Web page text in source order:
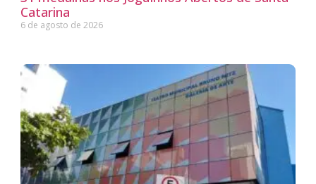
Catarina
6 de agosto de 2026